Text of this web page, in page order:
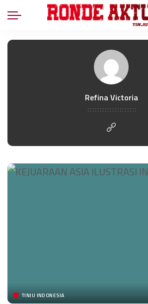
Refina Victoria
TINJU INDONESIA